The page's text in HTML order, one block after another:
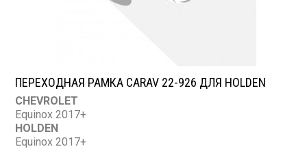
ПЕРЕХОДНАЯ РАМКА CARAV 22-926 ДЛЯ HOLDEN
CHEVROLET
Equinox 2017+
HOLDEN
Equinox 2017+